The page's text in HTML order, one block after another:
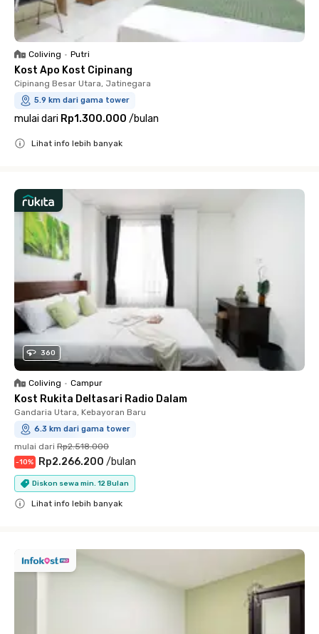
Coliving • Putri
Kost Apo Kost Cipinang
Cipinang Besar Utara, Jatinegara
5.9 km dari gama tower
mulai dari Rp1.300.000 /bulan
Lihat info lebih banyak
360
Coliving • Campur
Kost Rukita Deltasari Radio Dalam
Gandaria Utara, Kebayoran Baru
6.3 km dari gama tower
mulai dari Rp2.518.000
-10% Rp2.266.200 /bulan
Diskon sewa min. 12 Bulan
Lihat info lebih banyak